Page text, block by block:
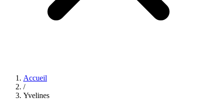
Accueil
/
Yvelines